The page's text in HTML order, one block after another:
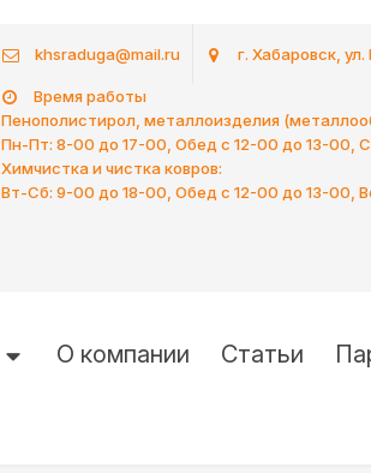
khsraduga@mail.ru г. Хабаровск,
Время работы
Пенополистирол, металлоизделия
Пн-Пт: 8-00 до 17-00, Обед с 12-00 до 13-00,
Химчистка и чистка ковров:
Вт-Сб: 9-00 до 18-00, Обед с 12-00 до 13-00,
О компании Статьи